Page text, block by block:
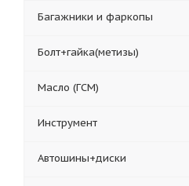
Багажники и фаркопы
Болт+гайка(метизы)
Масло (ГСМ)
Инструмент
Автошины+диски